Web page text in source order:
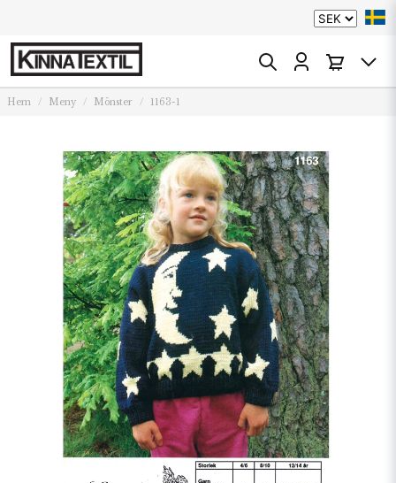
Hem Meny Mönster 1163-1